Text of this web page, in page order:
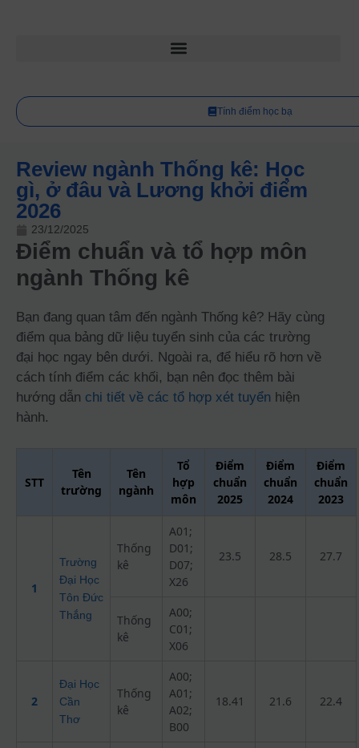
Tính điểm học bạ
Review ngành Thống kê: Học
gì, ở đâu và Lương khởi điểm
2026
23/12/2025
Điểm chuẩn và tổ hợp môn
ngành Thống kê
Bạn đang quan tâm đến ngành Thống kê? Hãy cùng
điểm qua bảng dữ liệu tuyển sinh của các trường
đại học ngay bên dưới. Ngoài ra, để hiểu rõ hơn về
cách tính điểm các khối, bạn nên đọc thêm bài
hướng dẫn chi tiết về các tổ hợp xét tuyển hiện
hành.
STT
Tên
trường
Tên
ngành
Tổ
hợp
môn
Điểm
chuẩn
2025
Điểm
chuẩn
2024
Điểm
chuẩn
2023
1
Trường
Đại Học
Tôn Đức
Thắng
Thống
kê
A01;
D01;
D07;
X26
23.5 28.5 27.7
Thống
kê
A00;
C01;
X06
2
Đại Học
Cần
Thơ
Thống
kê
A00;
A01;
A02;
B00
18.41 21.6 22.4